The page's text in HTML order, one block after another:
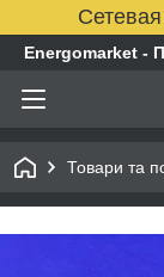
Energomarket -
Товари та